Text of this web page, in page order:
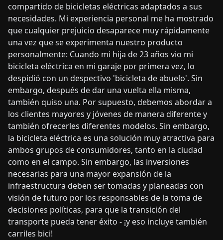
compartido de bicicletas eléctricas adaptados a sus
necesidades. Mi experiencia personal me ha mostrado
que cualquier prejuicio desaparece muy rápidamente
una vez que se experimenta nuestro producto
personalmente: Cuando mi hija de 23 años vio mi
bicicleta eléctrica en mi garaje por primera vez, lo
despidió con un despectivo 'bicicleta de abuelo'. Sin
embargo, después de dar una vuelta ella misma,
también quiso una. Por supuesto, debemos abordar a
los clientes mayores y jóvenes de manera diferente y
también ofrecerles diferentes modelos. Sin embargo,
la bicicleta eléctrica es una solución muy atractiva para
ambos grupos de consumidores, tanto en la ciudad
como en el campo. Sin embargo, las inversiones
necesarias para una mayor expansión de la
infraestructura deben ser tomadas y planeadas con
visión de futuro por los responsables de la toma de
decisiones políticas, para que la transición del
transporte pueda tener éxito - ¡y eso incluye también
carriles bici!